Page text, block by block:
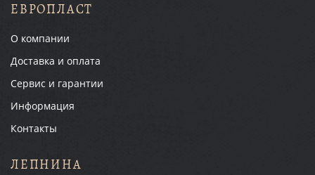
ЕВРОПЛАСТ
О компании
Доставка и оплата
Сервис и гарантии
Информация
Контакты
ЛЕПНИНА